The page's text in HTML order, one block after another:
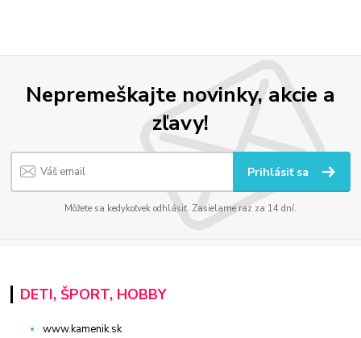
Nepremeškajte novinky, akcie a
zľavy!
Prihlásiť sa
Môžete sa kedykoľvek odhlásiť. Zasielame raz za 14 dní.
DETI, ŠPORT, HOBBY
www.kamenik.sk